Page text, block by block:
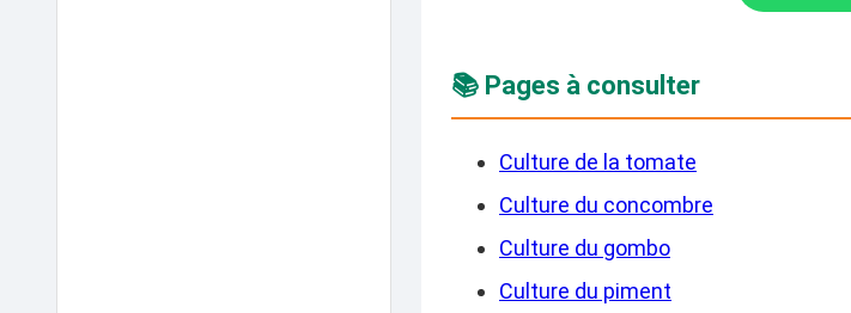
📚 Pages à consulter
Culture de la tomate
Culture du concombre
Culture du gombo
Culture du piment